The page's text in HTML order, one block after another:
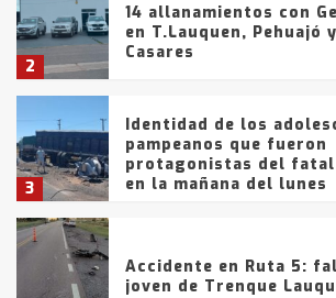
2
14 allanamientos con
en T.Lauquen, Pehuajó
Casares
3
Identidad de los
pampeanos que fueron
protagonistas del fatal
en la mañana del lunes
Accidente en Ruta 5:
joven de Trenque